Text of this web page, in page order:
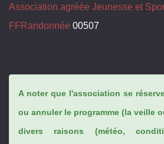
Association agréée Jeunesse et
FFRandonnée 00507
A noter que l'association se
ou annuler le programme (la veille
divers raisons (météo,